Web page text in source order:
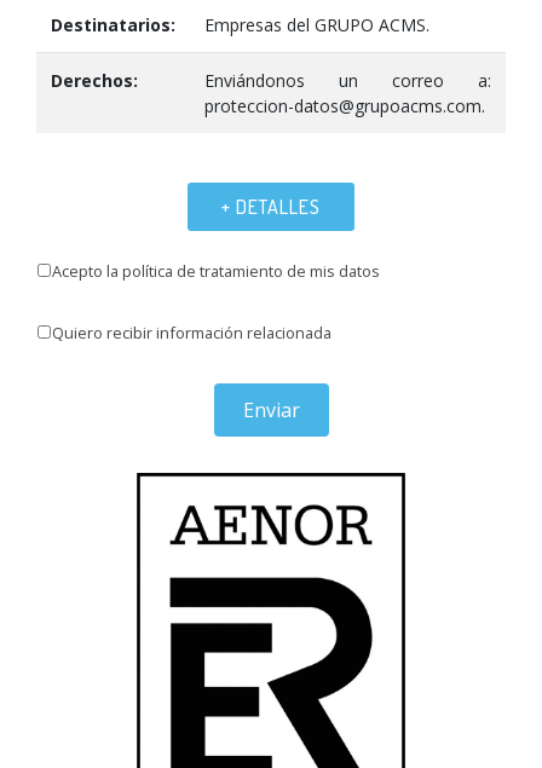
Destinatarios: Empresas del GRUPO ACMS.
Derechos:
Enviándonos un correo a:
proteccion-datos@grupoacms.com.
+ DETALLES
Acepto la política de tratamiento de mis datos
Quiero recibir información relacionada
Enviar